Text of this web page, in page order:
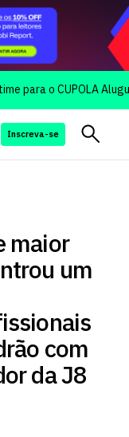
o CUPOLA Aluguel Day
Inscreva-se
maior
um
com
da J8